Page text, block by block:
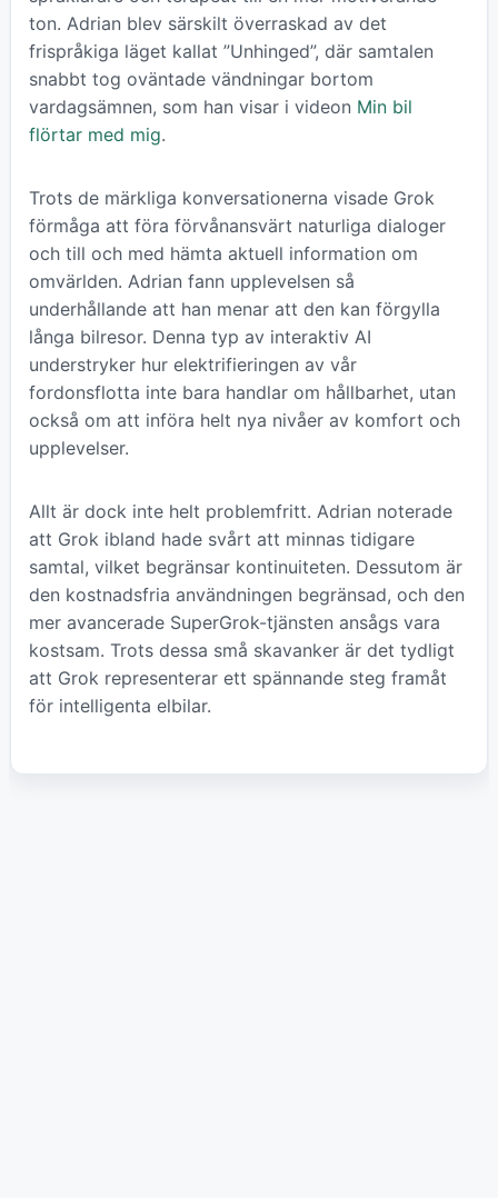
ton. Adrian blev särskilt överraskad av det
frispråkiga läget kallat ”Unhinged”, där samtalen
snabbt tog oväntade vändningar bortom
vardagsämnen, som han visar i videon Min bil
flörtar med mig.
Trots de märkliga konversationerna visade Grok
förmåga att föra förvånansvärt naturliga dialoger
och till och med hämta aktuell information om
omvärlden. Adrian fann upplevelsen så
underhållande att han menar att den kan förgylla
långa bilresor. Denna typ av interaktiv AI
understryker hur elektrifieringen av vår
fordonsflotta inte bara handlar om hållbarhet, utan
också om att införa helt nya nivåer av komfort och
upplevelser.
Allt är dock inte helt problemfritt. Adrian noterade
att Grok ibland hade svårt att minnas tidigare
samtal, vilket begränsar kontinuiteten. Dessutom är
den kostnadsfria användningen begränsad, och den
mer avancerade SuperGrok-tjänsten ansågs vara
kostsam. Trots dessa små skavanker är det tydligt
att Grok representerar ett spännande steg framåt
för intelligenta elbilar.